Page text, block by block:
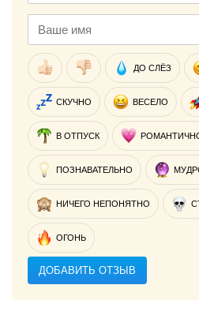
ДО СЛЁЗ
СКУЧНО ВЕСЕЛО
В ОТПУСК
ПОЗНАВАТЕЛЬНО
НИЧЕГО НЕПОНЯТНО
ОГОНЬ
ДОБАВИТЬ ОТЗЫВ